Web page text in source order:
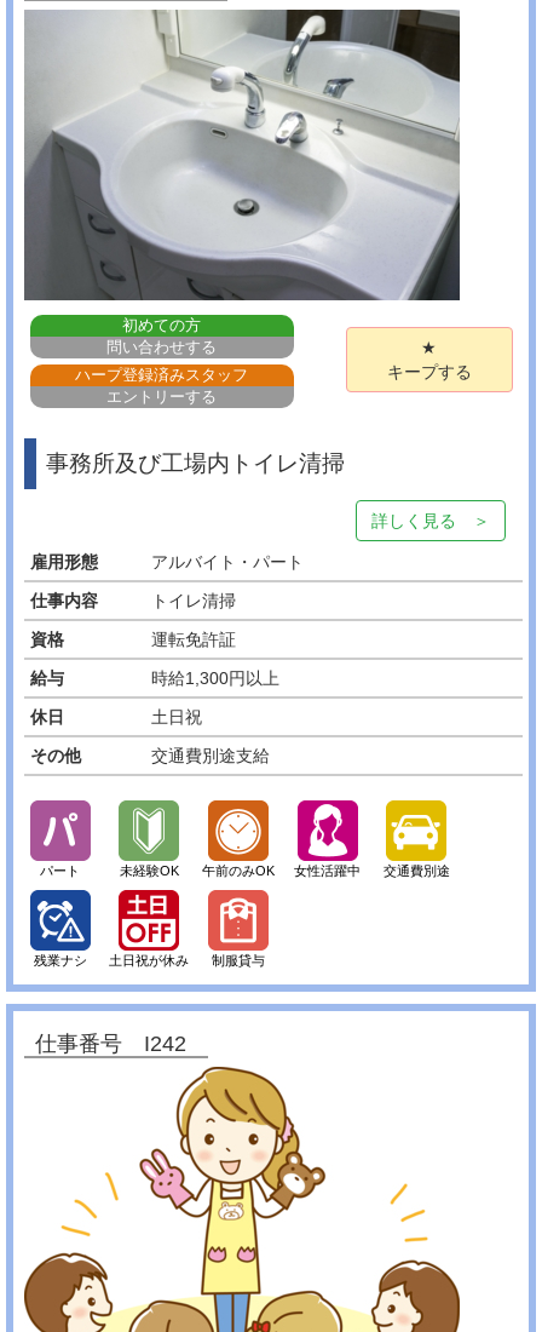
初めての方
問い合わせする
ハープ登録済みスタッフ
エントリーする
★
キープする
事務所及び工場内トイレ清掃
詳しく見る ＞
雇用形態
アルバイト・パート
仕事内容
トイレ清掃
資格
運転免許証
給与
時給1,300円以上
休日
土日祝
その他
交通費別途支給
パート 未経験OK 午前のみOK 女性活躍中 交通費別途
残業ナシ 土日祝が休み 制服貸与
仕事番号 I242